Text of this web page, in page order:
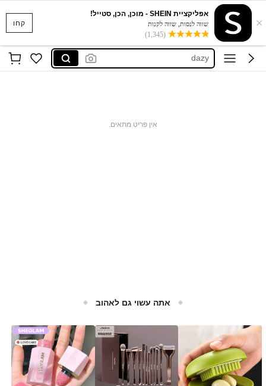
קחו ×
אפליקציית SHEIN - מוכן, הכן, סטייל!
שווה לנסות, שווה לקנות
(1,345)
anewsta
motf
dazy
אין פריט מתאים.
אתה עשוי גם לאהוב